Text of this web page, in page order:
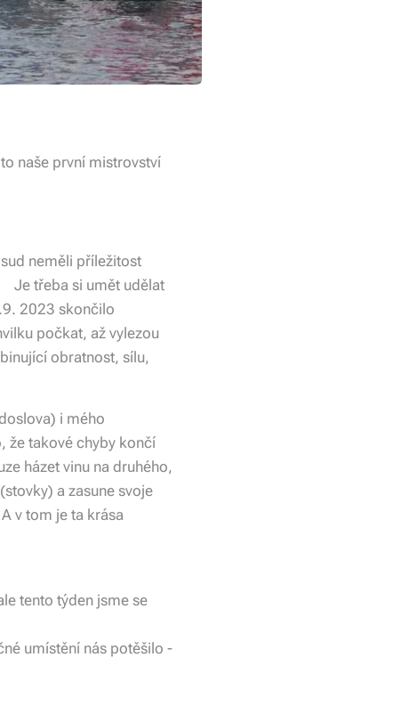
naše první mistrovství
neměli příležitost
Je třeba si umět udělat
2023 skončilo
počkat, až vylezou
obratnost, sílu,
i mého
že takové chyby končí
házet vinu na druhého,
a zasune svoje
v tom je ta krása
tento týden jsme se
umístění nás potěšilo -